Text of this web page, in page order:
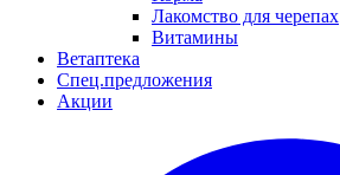
Лакомство для черепах
Витамины
Ветаптека
Спец.предложения
Акции